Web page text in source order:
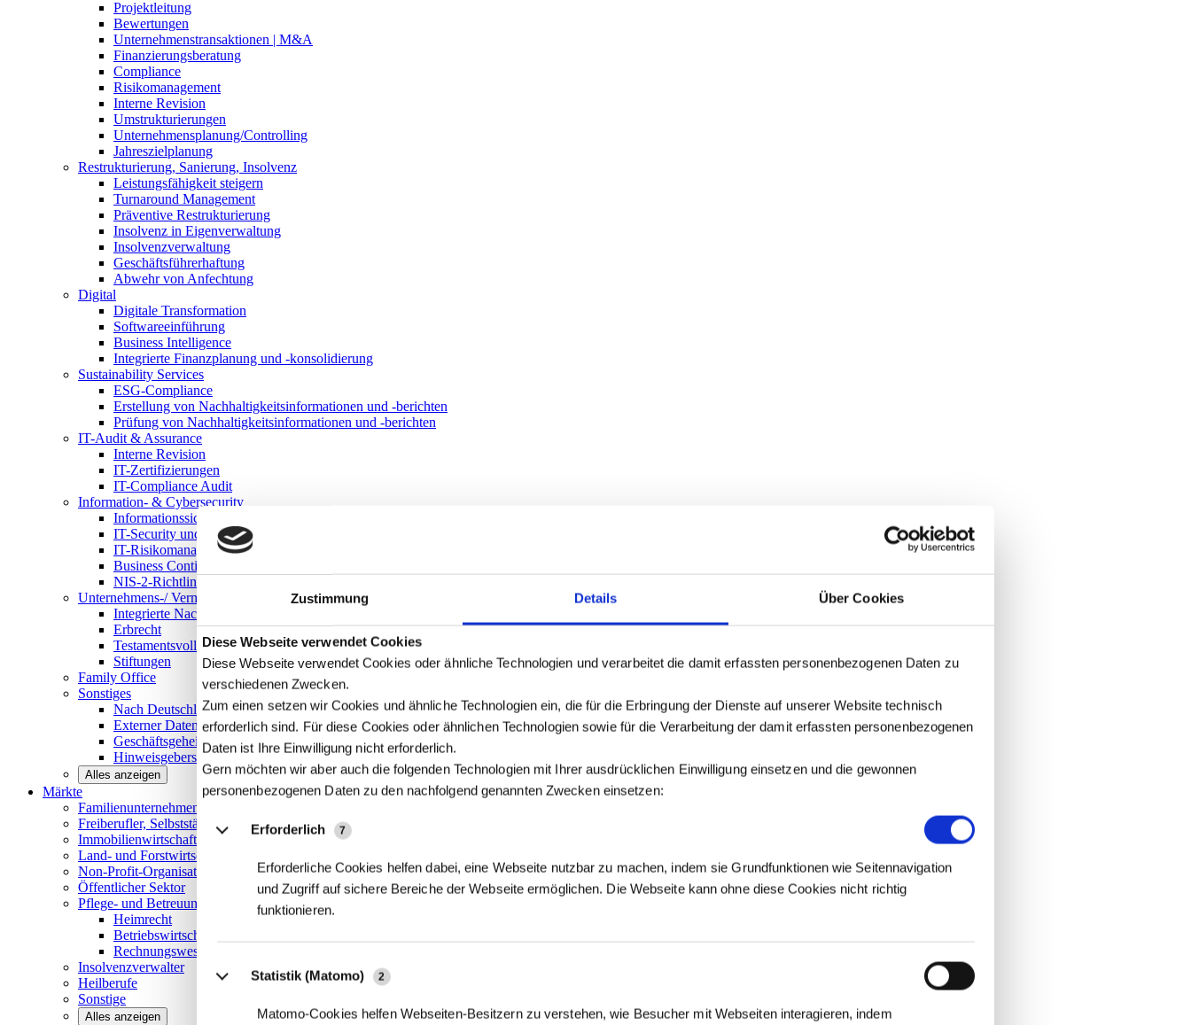
Zustimmung Details Über Cookies
Details
Diese Webseite verwendet Cookies
Diese Webseite verwendet Cookies oder ähnliche Technologien und verarbeitet die damit erfassten personenbezogenen Daten zu
verschiedenen Zwecken.
Zum einen setzen wir Cookies und ähnliche Technologien ein, die für die Erbringung der Dienste auf unserer Website technisch
erforderlich sind. Für diese Cookies oder ähnlichen Technologien sowie für die Verarbeitung der damit erfassten personenbezogenen
Daten ist Ihre Einwilligung nicht erforderlich.
Gern möchten wir aber auch die folgenden Technologien mit Ihrer ausdrücklichen Einwilligung einsetzen und die gewonnen
personenbezogenen Daten zu den nachfolgend genannten Zwecken einsetzen:
Erforderlich 7
Erforderliche Cookies helfen dabei, eine Webseite nutzbar zu machen, indem sie Grundfunktionen wie Seitennavigation
und Zugriff auf sichere Bereiche der Webseite ermöglichen. Die Webseite kann ohne diese Cookies nicht richtig
funktionieren.
Statistik (Matomo) 2
Matomo-Cookies helfen Webseiten-Besitzern zu verstehen, wie Besucher mit Webseiten interagieren, indem
Projektleitung
Bewertungen
Unternehmenstransaktionen | M&A
Finanzierungsberatung
Compliance
Risikomanagement
Interne Revision
Umstrukturierungen
Unternehmensplanung/Controlling
Jahreszielplanung
Restrukturierung, Sanierung, Insolvenz
Leistungsfähigkeit steigern
Turnaround Management
Präventive Restrukturierung
Insolvenz in Eigenverwaltung
Insolvenzverwaltung
Geschäftsführerhaftung
Abwehr von Anfechtung
Digital
Digitale Transformation
Softwareeinführung
Business Intelligence
Integrierte Finanzplanung und -konsolidierung
Sustainability Services
ESG-Compliance
Erstellung von Nachhaltigkeitsinformationen und -berichten
Prüfung von Nachhaltigkeitsinformationen und -berichten
IT-Audit & Assurance
Interne Revision
IT-Zertifizierungen
IT-Compliance Audit
Information- & Cybersecurity
Informationssicherheitsmanagementsystem
IT-Security und Cybersecurity
IT-Risikomanagement
Business Continuity Management
NIS-2-Richtlinie
Unternehmens-/Vermögensnachfolge
Integrierte Nachfolge- und Vermögensberatung
Erbrecht
Testamentsvollstreckung
Stiftungen
Family Office
Sonstiges
Nach Deutschland expandieren
Externer Datenschutzbeauftragter
Geschäftsgeheimnisgesetz
Hinweisgeberschutz in Unternehmen
Alles anzeigen
Märkte
Familienunternehmen und
Freiberufler, Selbstständige undPrivatpersonen
Immobilienwirtschaft
Land- und Forstwirtschaft
Non-Profit-Organisationen
Öffentlicher Sektor
Pflege- und Betreuungseinrichtungen
Heimrecht
Betriebswirtschaftliche Beratung
Rechnungswesen/Controlling
Insolvenzverwalter
Heilberufe
Sonstige
Alles anzeigen